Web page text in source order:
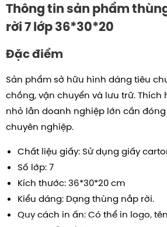
Thông tin sản phẩm
rời 7 lớp36*30*20
Đặc điểm
Sản phẩm sở hữu hình dáng tiêu
chồng, vận chuyển và lưu trữ. Thích
nhỏ lẫn doanh nghiệp lớn cần
chuyên nghiệp.
Chất liệu giấy: Sử dụng giấy
Số lớp: 7
Kích thước:36*30*20cm
Kiểu dáng: Dạng thùng nắp rời.
Quy cách in ấn: Có thể in logo,